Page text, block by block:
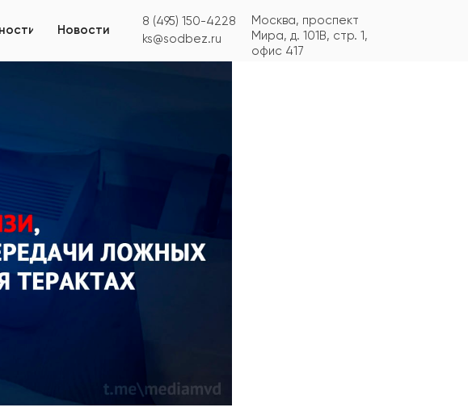
8 (495) 150-4228
ks@sodbez.ru
Новости
Москва, проспект
Мира, д. 101В, стр. 1,
офис 417